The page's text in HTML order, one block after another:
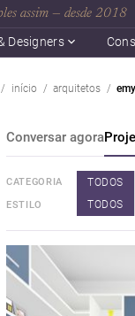
assim — desde 2018
Designers
início arquitetos
Conversar agora
CATEGORIA TODOS
ESTILO TODOS